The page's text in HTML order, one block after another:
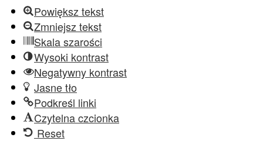
Powiększ tekst
Zmniejsz tekst
Skala szarości
Wysoki kontrast
Negatywny kontrast
Jasne tło
Podkreśl linki
Czytelna czcionka
Reset